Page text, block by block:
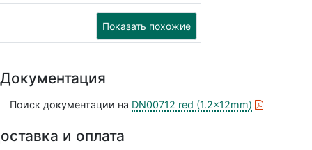
Показать похожие
Документация
Поиск документации на DN00712 red (1.2x12mm)
и оплата